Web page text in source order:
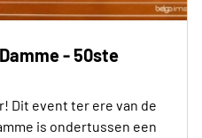
- 50ste
Dit event ter ere van de
is ondertussen een